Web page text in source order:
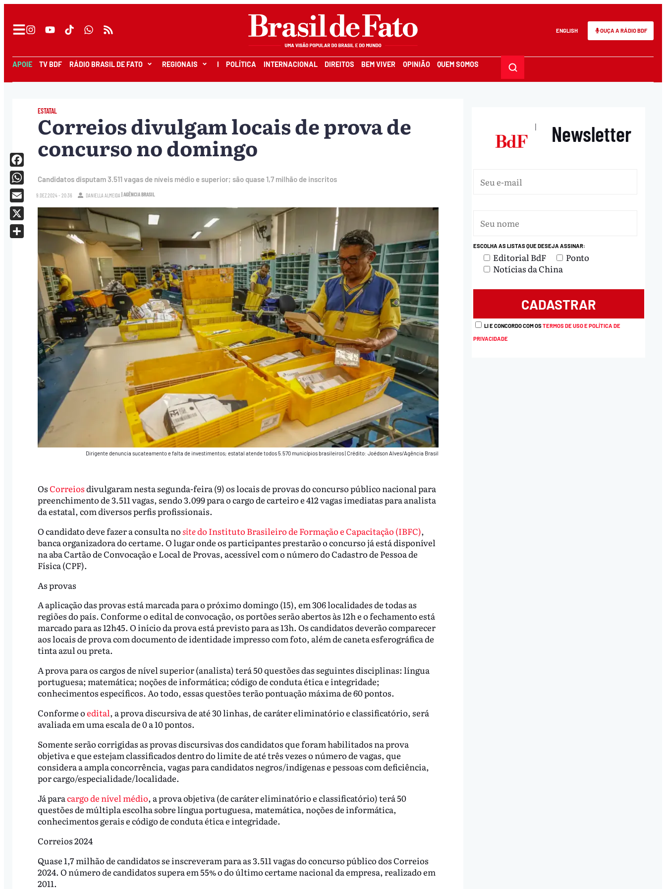
ENGLISH OUÇA A RÁDIO BDF
APOIE TV BDF RÁDIO BRASIL DE FATO REGIONAIS I POLÍTICA INTERNACIONAL DIREITOS BEM VIVER OPINIÃO QUEM SOMOS
ESTATAL
Correios divulgam locais de prova de
concurso no domingo
Candidatos disputam 3.511 vagas de níveis médio e superior; são quase 1,7 milhão de inscritos
9.DEZ.2024 - 20:36 DANIELLA ALMEIDA | AGÊNCIA BRASIL
Dirigente denuncia sucateamento e falta de investimentos; estatal atende todos 5.570 municípios brasileiros Crédito: Joédson Alves/Agência Brasil
OsCorreiosdivulgaram nesta segunda-feira (9) os locais de provas do concurso público nacional para
preenchimento de 3.511 vagas, sendo 3.099 para o cargo de carteiro e 412 vagas imediatas para analista
da estatal, com diversos perfis profissionais.
O candidato deve fazer a consulta nositedo Instituto Brasileiro de Formação e Capacitação (IBFC),
banca organizadora do certame. O lugar onde os participantes prestarão o concurso já está disponível
na aba Cartão de Convocação e Local de Provas, acessível com o número do Cadastro de Pessoa de
Física (CPF).
As provas
A aplicação das provas está marcada para o próximo domingo (15), em 306 localidades de todas as
regiões do país. Conforme o edital de convocação, os portões serão abertos às 12h e o fechamento está
marcado para as 12h45. O início da prova está previsto para as 13h. Os candidatos deverão comparecer
aos locais de prova com documento de identidade impresso com foto, além de caneta esferográfica de
tinta azul ou preta.
A prova para os cargos de nível superior (analista) terá 50 questões das seguintes disciplinas: língua
portuguesa; matemática; noções de informática; código de conduta ética e integridade;
conhecimentos específicos. Ao todo, essas questões terão pontuação máxima de 60 pontos.
Conforme oedital, a prova discursiva de até 30 linhas, de caráter eliminatório e classificatório, será
avaliada em uma escala de 0 a 10 pontos.
Somente serão corrigidas as provas discursivas dos candidatos que foram habilitados na prova
objetiva e que estejam classificados dentro do limite de até três vezes o número de vagas, que
considera a ampla concorrência, vagas para candidatos negros/indígenas e pessoas com deficiência,
por cargo/especialidade/localidade.
Já paracargo de nível médio, a prova objetiva (de caráter eliminatório e classificatório) terá 50
questões de múltipla escolha sobre língua portuguesa, matemática, noções de informática,
conhecimentos gerais e código de conduta ética e integridade.
Correios 2024
Quase 1,7 milhão de candidatos se inscreveram para as 3.511 vagas do concurso público dos Correios
2024. O número de candidatos supera em 55% o do último certame nacional da empresa, realizado em
2011.
Facebook
WhatsApp
Email
X
| Newsletter
ESCOLHA AS LISTAS QUE DESEJA ASSINAR:
Editorial BdF
Ponto
Notícias da China
LI E CONCORDO COM OSTERMOS DE USO E POLÍTICA DE
PRIVACIDADE